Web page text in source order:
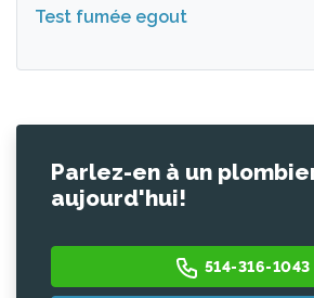
Test fumée egout
Parlez-en à un
aujourd'hui!
514-316-1043